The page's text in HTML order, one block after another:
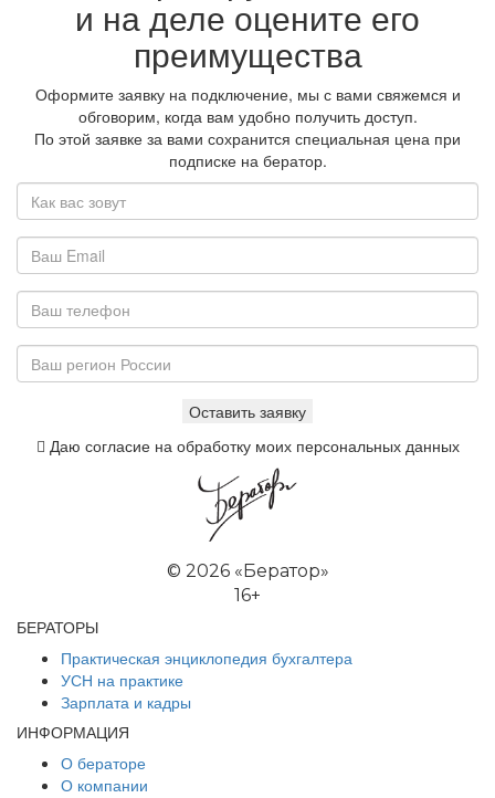
и на деле оцените его
преимущества
Оформите заявку на подключение, мы с вами свяжемся и
обговорим, когда вам удобно получить доступ.
По этой заявке за вами сохранится специальная цена при
подписке на бератор.
Даю согласие на обработку моих персональных данных
© 2026 «Бератор»
16+
БЕРАТОРЫ
Практическая энциклопедия бухгалтера
УСН на практике
Зарплата и кадры
ИНФОРМАЦИЯ
О бераторе
О компании